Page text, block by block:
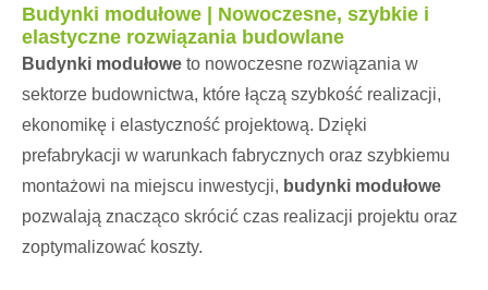
Budynki modułowe | Nowoczesne, szybkie i
elastyczne rozwiązania budowlane
Budynki modułowe to nowoczesne rozwiązania w
sektorze budownictwa, które łączą szybkość realizacji,
ekonomikę i elastyczność projektową. Dzięki
prefabrykacji w warunkach fabrycznych oraz szybkiemu
montażowi na miejscu inwestycji, budynki modułowe
pozwalają znacząco skrócić czas realizacji projektu oraz
zoptymalizować koszty.